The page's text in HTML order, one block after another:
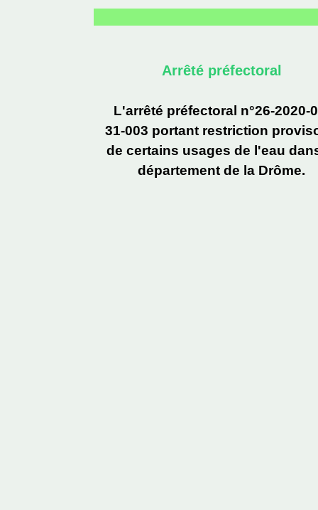
Arrêté préfectoral
L'arrêté préfectoral n°26-2020-
31-003 portant restriction
de certains usages de l'eau
département de la Drôme.